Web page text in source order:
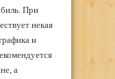
При
некая
и
а